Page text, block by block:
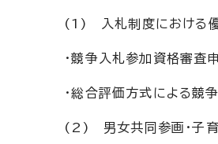
(1) 入札制度における
・競争入札参加資格審査
・総合評価方式による競
(2) 男女共同参画・子育